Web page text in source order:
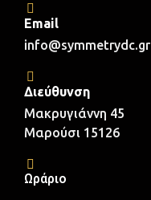
Email
info@symmetrydc.gr
Διεύθυνση
Μακρυγιάννη 45
Μαρούσι 15126
Ωράριο